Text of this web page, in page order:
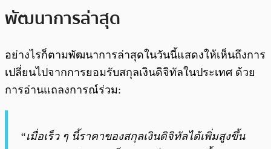
พัฒนาการล่าสุด
อย่างไรก็ตามพัฒนาการล่าสุดในวันนี้แสดงให้เห็นถึงการ
เปลี่ยนไปจากการยอมรับสกุลเงินดิจิทัลในประเทศ ด้วย
การอ่านแถลงการณ์ร่วม:
“เมื่อเร็ว ๆ นี้ราคาของสกุลเงินดิจิทัลได้เพิ่มสูงขึ้น